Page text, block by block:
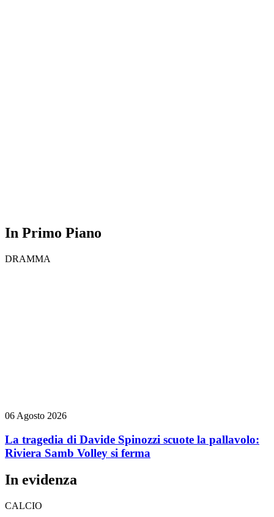
In Primo Piano
DRAMMA
06 Agosto 2026
La tragedia di Davide Spinozzi scuote la pallavolo:
Riviera Samb Volley si ferma
In evidenza
CALCIO